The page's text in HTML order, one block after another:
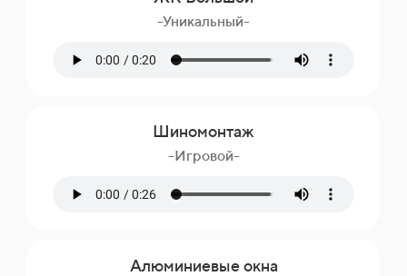
-Уникальный-
Шиномонтаж
-Игровой-
Алюминиевые окна